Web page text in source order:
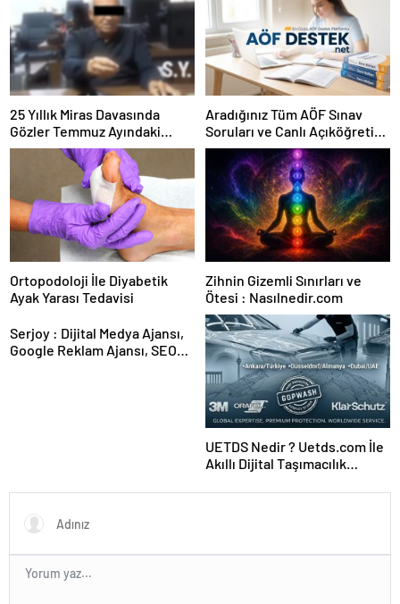
25 Yıllık Miras Davasında
Gözler Temmuz Ayındaki
Karar Duruşmasına Çevrildi
Aradığınız Tüm AÖF Sınav
Soruları ve Canlı Açıköğretim
Forumu Burada
Ortopodoloji İle Diyabetik
Ayak Yarası Tedavisi
Zihnin Gizemli Sınırları ve
Ötesi : Nasılnedir.com
Serjoy : Dijital Medya Ajansı,
Google Reklam Ajansı, SEO
UETDS Nedir ? Uetds.com İle
Akıllı Dijital Taşımacılık